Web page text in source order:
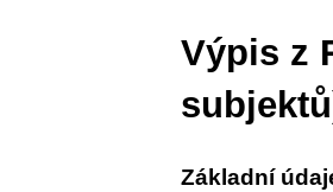
Výpis z
Základní